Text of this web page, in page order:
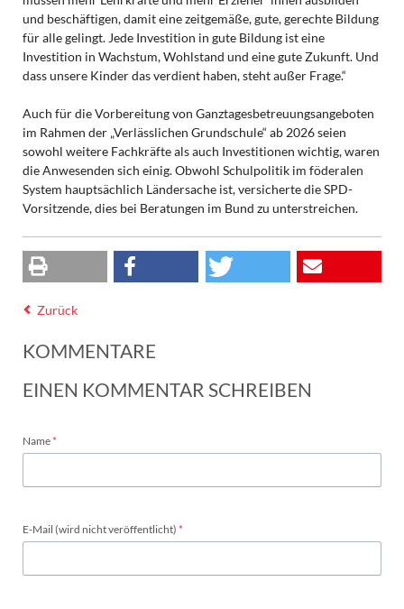
und beschäftigen, damit eine zeitgemäße, gute, gerechte Bildung
für alle gelingt. Jede Investition in gute Bildung ist eine
Investition in Wachstum, Wohlstand und eine gute Zukunft. Und
dass unsere Kinder das verdient haben, steht außer Frage.“
Auch für die Vorbereitung von Ganztagesbetreuungsangeboten
im Rahmen der „Verlässlichen Grundschule“ ab 2026 seien
sowohl weitere Fachkräfte als auch Investitionen wichtig, waren
die Anwesenden sich einig. Obwohl Schulpolitik im föderalen
System hauptsächlich Ländersache ist, versicherte die SPD-
Vorsitzende, dies bei Beratungen im Bund zu unterstreichen.
Zurück
KOMMENTARE
EINEN KOMMENTAR SCHREIBEN
Pflichtfeld
Name*
Pflichtfeld
E-Mail (wird nicht veröffentlicht) *